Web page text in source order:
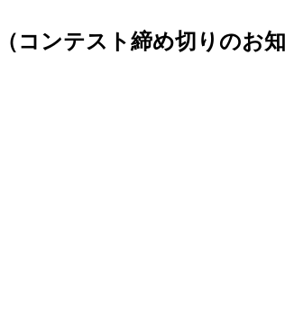
コンテスト締め切りのお